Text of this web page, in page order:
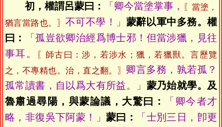
初，權謂呂蒙曰： 「卿今當塗掌事，
〖當塗，
猶言當路也。〗 不可不學！」 蒙辭以軍中多務。權
曰：
「孤豈欲卿治經爲博士邪！但當涉獵，見往
事耳。
〖師古曰：涉，若涉水；獵，若獵獸。言歷覽
之，不專精也。治，直之翻。〗 卿言多務，孰若孤？
孤常讀書，自以爲大有所益。」 蒙乃始就學。及
魯肅過尋陽，與蒙論議，大驚曰：
「卿今者才
略，非復吳下阿蒙！」 蒙曰：
「士別三日，卽更